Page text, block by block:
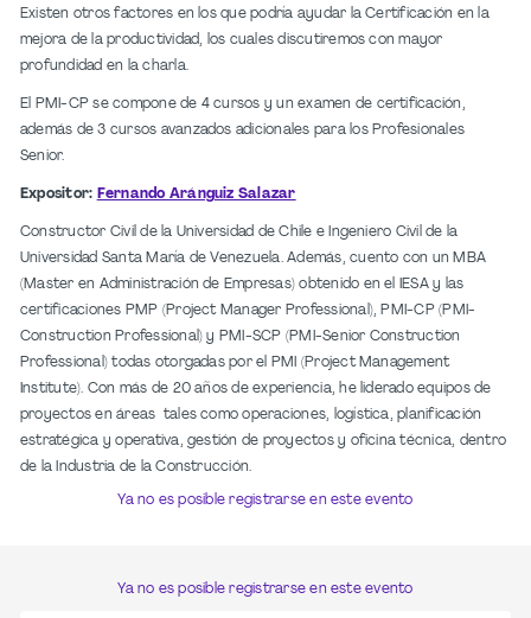
Existen otros factores en los que podría ayudar la Certificación en la
mejora de la productividad, los cuales discutiremos con mayor
profundidad en la charla.
El PMI-CP se compone de 4 cursos y un examen de certificación,
además de 3 cursos avanzados adicionales para los Profesionales
Senior.
Expositor: Fernando Aránguiz Salazar
Constructor Civil de la Universidad de Chile e Ingeniero Civil de la
Universidad Santa María de Venezuela. Además, cuento con un MBA
(Master en Administración de Empresas) obtenido en el IESA y las
certificaciones PMP (Project Manager Professional), PMI-CP (PMI-
Construction Professional) y PMI-SCP (PMI-Senior Construction
Professional) todas otorgadas por el PMI (Project Management
Institute). Con más de 20 años de experiencia, he liderado equipos de
proyectos en áreas tales como operaciones, logística, planificación
estratégica y operativa, gestión de proyectos y oficina técnica, dentro
de la Industria de la Construcción.
Ya no es posible registrarse en este evento
Ya no es posible registrarse en este evento